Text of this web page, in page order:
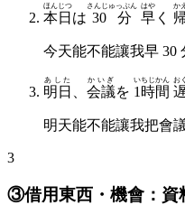
本日
ほんじつ
は 30分
さんじゅっぷん
早
はや
く
かえ
今天能不能讓我早 30
明日
あした
会議
かいぎ
を 1時間
いちじかん おく
明天能不能讓我把會
3
③借用東西・機會：資